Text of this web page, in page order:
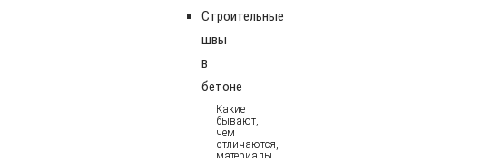
Строительные
швы
в
бетоне
Какие
бывают,
чем
отличаются,